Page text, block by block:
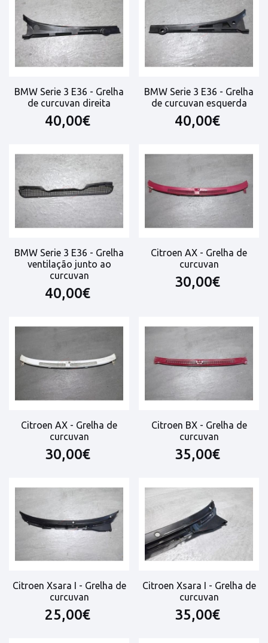
BMW Serie 3 E36 - Grelha
de curcuvan direita
40,00€
BMW Serie 3 E36 - Grelha
de curcuvan esquerda
40,00€
BMW Serie 3 E36 - Grelha
ventilação junto ao
curcuvan
40,00€
Citroen AX - Grelha de
curcuvan
30,00€
Citroen AX - Grelha de
curcuvan
30,00€
Citroen BX - Grelha de
curcuvan
35,00€
Citroen Xsara I - Grelha de
curcuvan
25,00€
Citroen Xsara I - Grelha de
curcuvan
35,00€